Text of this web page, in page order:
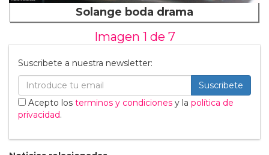
Solange boda drama
Imagen 1 de 7
Suscribete a nuestra newsletter:
Suscribete
Acepto los terminos y condiciones y la política de
privacidad.